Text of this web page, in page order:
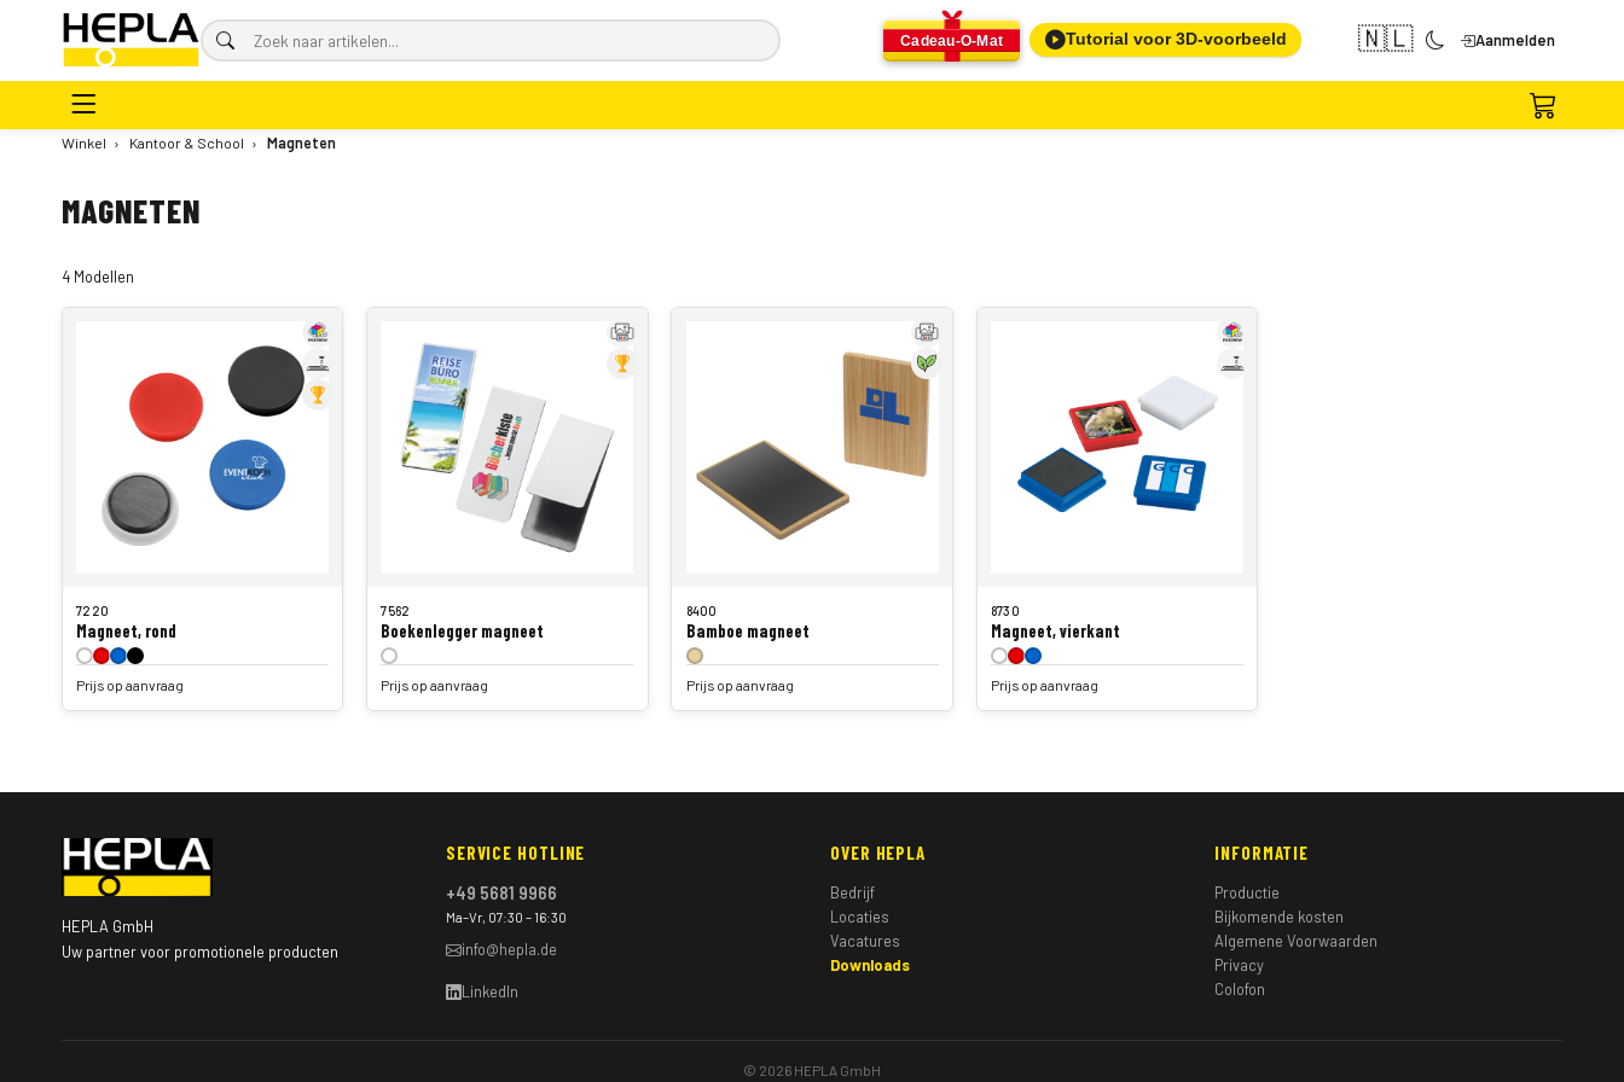
Cadeau-O-Mat Tutorial voor 3D-voorbeeld 🇳🇱 Aanmelden
Winkel › Kantoor & School › Magneten
MAGNETEN
4 Modellen
7220
Magneet, rond
Prijs op aanvraag
7562
Boekenlegger magneet
Prijs op aanvraag
8400
Bamboe magneet
Prijs op aanvraag
8730
Magneet, vierkant
Prijs op aanvraag
HEPLA GmbH
Uw partner voor promotionele producten
SERVICE HOTLINE
+49 5681 9966
Ma–Vr, 07:30 – 16:30
info@hepla.de
LinkedIn
OVER HEPLA
Bedrijf
Locaties
Vacatures
Downloads
INFORMATIE
Productie
Bijkomende kosten
Algemene Voorwaarden
Privacy
Colofon
© 2026 HEPLA GmbH